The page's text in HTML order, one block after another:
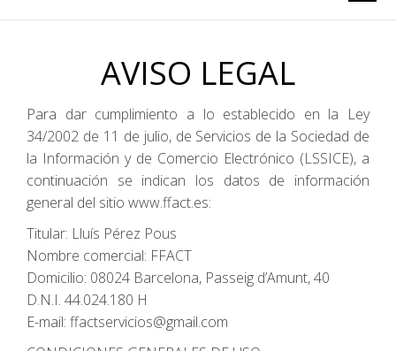
AVISO LEGAL
Para dar cumplimiento a lo establecido en la Ley
34/2002 de 11 de julio, de Servicios de la Sociedad de
la Información y de Comercio Electrónico (LSSICE), a
continuación se indican los datos de información
general del sitio www.ffact.es:
Titular: Lluís Pérez Pous
Nombre comercial: FFACT
Domicilio: 08024 Barcelona, Passeig d’Amunt, 40
D.N.I. 44.024.180 H
E-mail: ffactservicios@gmail.com